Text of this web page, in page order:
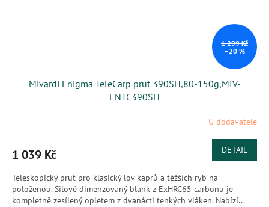
1 299 Kč
–20 %
Mivardi Enigma TeleCarp prut 390SH,80-150g,MIV-
ENTC390SH
U dodavatele
1 039 Kč DETAIL
Teleskopický prut pro klasický lov kaprů a těžších ryb na
položenou. Silově dimenzovaný blank z ExHRC65 carbonu je
kompletně zesílený opletem z dvanácti tenkých vláken. Nabízí...